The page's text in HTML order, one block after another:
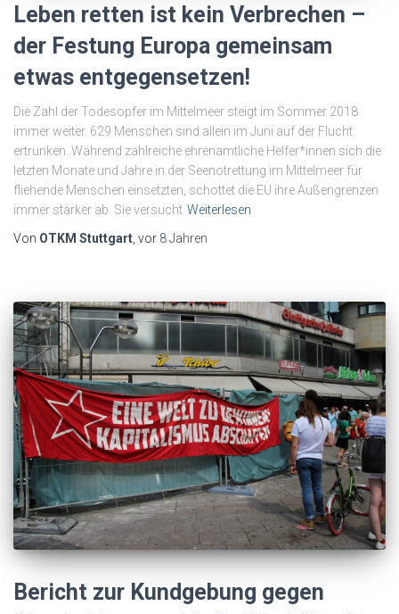
Leben retten ist kein Verbrechen –
der Festung Europa gemeinsam
etwas entgegensetzen!
Die Zahl der Todesopfer im Mittelmeer steigt im Sommer 2018
immer weiter. 629 Menschen sind allein im Juni auf der Flucht
ertrunken. Während zahlreiche ehrenamtliche Helfer*innen sich die
letzten Monate und Jahre in der Seenotrettung im Mittelmeer für
fliehende Menschen einsetzten, schottet die EU ihre Außengrenzen
immer stärker ab. Sie versucht Weiterlesen
Von OTKM Stuttgart , vor 8 Jahren
Bericht zur Kundgebung gegen